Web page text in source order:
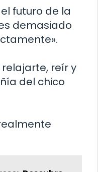
futuro de la
demasiado
reír y
del chico